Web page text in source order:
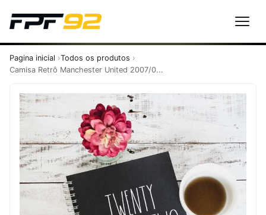
Pagina inicial
Todos os produtos
Camisa Retrô Manchester United 2007/0...